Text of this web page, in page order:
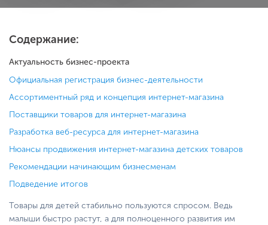
Товары для детей стабильно пользуются спросом. Ведь
малыши быстро растут, а для полноценного развития им
Содержание:
Актуальность бизнес-проекта
Официальная регистрация бизнес-деятельности
Ассортиментный ряд и концепция интернет-магазина
Поставщики товаров для интернет-магазина
Разработка веб-ресурса для интернет-магазина
Нюансы продвижения интернет-магазина детских товаров
Рекомендации начинающим бизнесменам
Подведение итогов